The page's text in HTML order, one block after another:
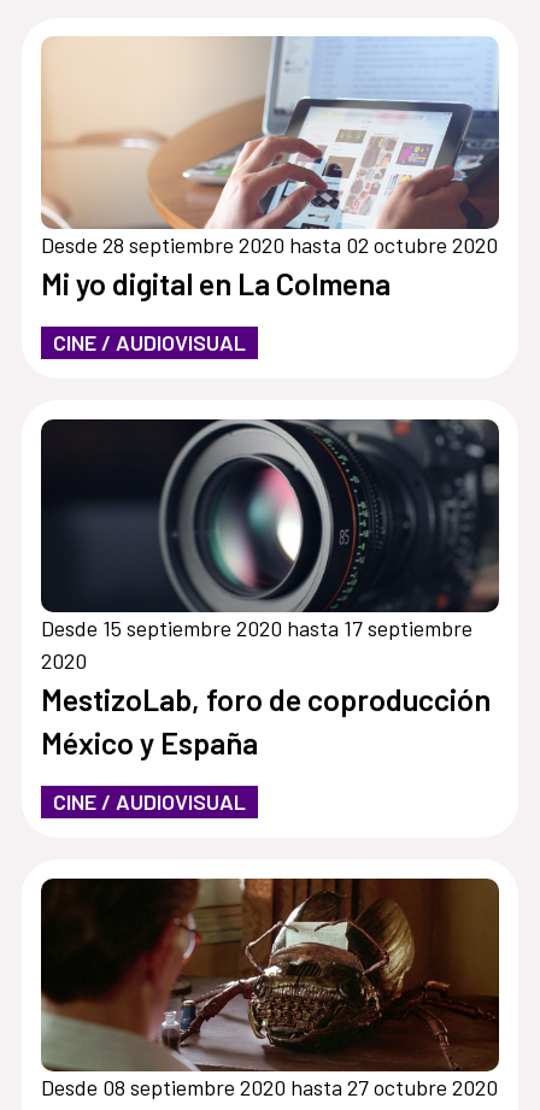
Desde 28 septiembre 2020 hasta 02 octubre 2020
Mi yo digital en La Colmena
CINE / AUDIOVISUAL
Desde 15 septiembre 2020 hasta 17 septiembre
2020
MestizoLab, foro de coproducción
México y España
CINE / AUDIOVISUAL
Desde 08 septiembre 2020 hasta 27 octubre 2020